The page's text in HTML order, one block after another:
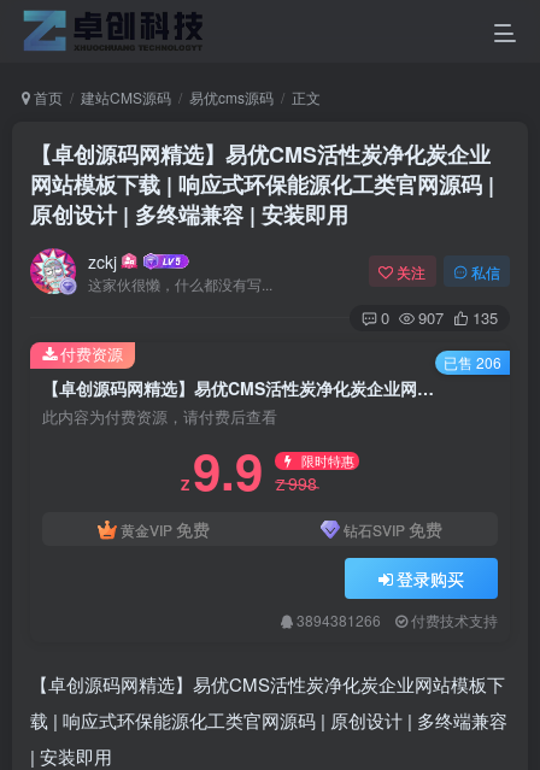
首页 建站CMS源码 易优cms源码 正文
【卓创源码网精选】易优CMS活性炭净化炭企业
网站模板下载 | 响应式环保能源化工类官网源码 |
原创设计 | 多终端兼容 | 安装即用
zckj
这家伙很懒，什么都没有写...
关注 私信
0 907 135
【卓创源码网精选】易优CMS活性炭净化炭企业网站模板下载 | 响应式环保能源化工类官网源码 | 原创设计 | 多终端兼容 | 安装即用
此内容为付费资源，请付费后查看
Z 9.9 限时特惠
Z998
黄金VIP 免费 钻石SVIP 免费
登录购买
3894381266 付费技术支持
付费资源 已售 206
【卓创源码网精选】易优CMS活性炭净化炭企业网站模板下
载 | 响应式环保能源化工类官网源码 | 原创设计 | 多终端兼容
| 安装即用